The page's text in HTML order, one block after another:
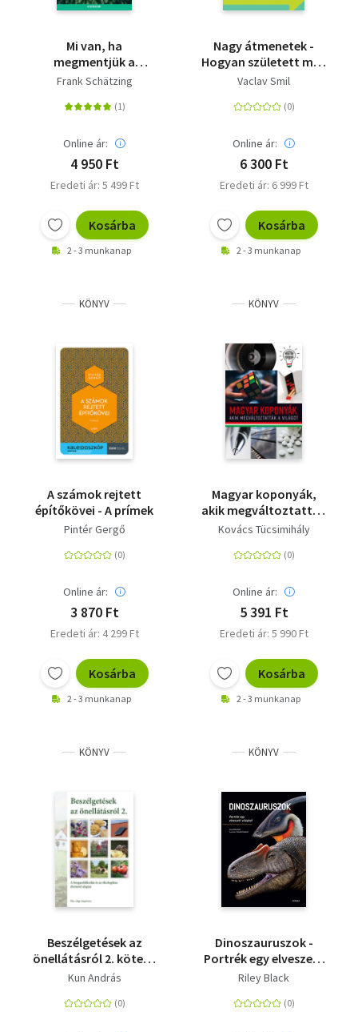
Mi van, ha
megmentjük a
világot? - Tippek
Frank Schätzing
Online ár:
4 950 Ft
Eredeti ár: 5 499 Ft
Kosárba
2 - 3 munkanap
Nagy átmenetek -
Hogyan született meg
a mai világunk, és mit
meg akarjuk őrizni?
Vaclav Smil
Online ár:
6 300 Ft
Eredeti ár: 6 999 Ft
Kosárba
2 - 3 munkanap
KÖNYV
A számok rejtett
építőkövei - A prímek
Pintér Gergő
Online ár:
3 870 Ft
Eredeti ár: 4 299 Ft
Kosárba
2 - 3 munkanap
KÖNYV
Magyar koponyák,
akik megváltoztatták
a világot
Kovács Tücsimihály
Online ár:
5 391 Ft
Eredeti ár: 5 990 Ft
Kosárba
2 - 3 munkanap
KÖNYV
Beszélgetések az
önellátásról 2. kötet -
A biogazdálkodás és
életmód alapjai
Kun András
KÖNYV
Dinoszauruszok -
Portrék egy elveszett
világból
Riley Black